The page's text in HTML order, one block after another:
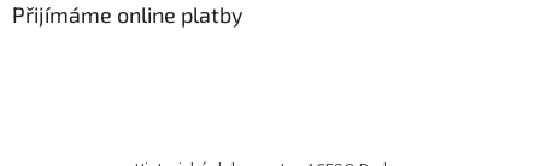
Přijímáme online platby